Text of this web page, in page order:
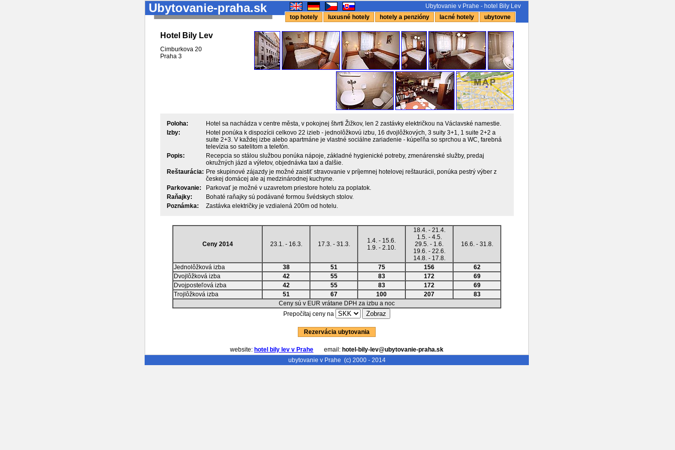
Ubytovanie-praha.sk
Ubytovanie v Prahe - hotel Bily Lev
top hotely
luxusné hotely hotely a penzióny lacné hotely ubytovne
Hotel Bily Lev
Cimburkova 20
Praha 3
Poloha:
Hotel sa nachádza v centre města, v pokojnej štvrti Žižkov, len 2 zastávky električkou na Václavské namestie.
Izby:
Hotel ponúka k dispozícii celkovo 22 izieb - jednolôžkovú izbu, 16 dvojlôžkových, 3 suity 3+1, 1 suite 2+2 a
suite 2+3. V každej izbe alebo apartmáne je vlastné sociálne zariadenie - kúpeľňa so sprchou a WC, farebná
televízia so satelitom a telefón.
Popis:
Recepcia so stálou službou ponúka nápoje, základné hygienické potreby, zmenárenské služby, predaj
okružných jázd a výletov, objednávka taxi a ďalšie.
Reštaurácia: Pre skupinové zájazdy je možné zaistiť stravovanie v príjemnej hotelovej reštaurácii, ponúka pestrý výber z
českej domácej ale aj medzinárodnej kuchyne.
Parkovanie:
Parkovať je možné v uzavretom priestore hotelu za poplatok.
Raňajky:
Bohaté raňajky sú podávané formou švédskych stolov.
Poznámka:
Zastávka električky je vzdialená 200m od hotelu.
Ceny 2014 23.1. - 16.3. 17.3. - 31.3.
1.4. - 15.6.
1.9. - 2.10.
18.4. - 21.4.
1.5. - 4.5.
29.5. - 1.6.
19.6. - 22.6.
14.8. - 17.8.
16.6. - 31.8.
Jednolôžková izba 38 51 75 156
62
Dvojlôžková izba
42 55 83 172
69
Dvojposteľová izba
42 55 83 172
69
Trojlôžková izba
51 67 100 207
83
Ceny sú v EUR vrátane DPH za izbu a noc
Prepočítaj ceny na
Rezervácia ubytovania
website: hotel bily lev v Prahe email: hotel-bily-lev@ubytovanie-praha.sk
ubytovanie v Prahe (c) 2000 - 2014